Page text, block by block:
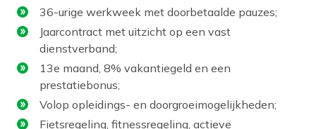
36-urige werkweek met doorbetaalde pauzes;
Jaarcontract met uitzicht op een vast
dienstverband;
13e maand, 8% vakantiegeld en een
prestatiebonus;
Volop opleidings- en doorgroeimogelijkheden;
Fietsregeling, fitnessregeling, actieve